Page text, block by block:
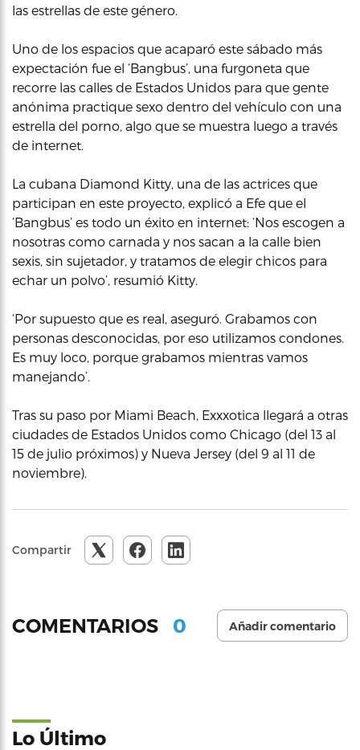
las estrellas de este género.
Uno de los espacios que acaparó este sábado más
expectación fue el ‘Bangbus’, una furgoneta que
recorre las calles de Estados Unidos para que gente
anónima practique sexo dentro del vehículo con una
estrella del porno, algo que se muestra luego a través
de internet.
La cubana Diamond Kitty, una de las actrices que
participan en este proyecto, explicó a Efe que el
‘Bangbus’ es todo un éxito en internet: ‘Nos escogen a
nosotras como carnada y nos sacan a la calle bien
sexis, sin sujetador, y tratamos de elegir chicos para
echar un polvo’, resumió Kitty.
‘Por supuesto que es real, aseguró. Grabamos con
personas desconocidas, por eso utilizamos condones.
Es muy loco, porque grabamos mientras vamos
manejando’.
Tras su paso por Miami Beach, Exxxotica llegará a otras
ciudades de Estados Unidos como Chicago (del 13 al
15 de julio próximos) y Nueva Jersey (del 9 al 11 de
noviembre).
Compartir
COMENTARIOS 0 Añadir comentario
Lo Último